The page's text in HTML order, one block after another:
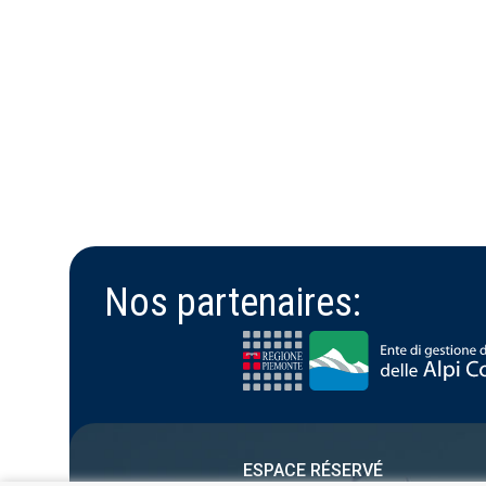
Nos partenaires:
ESPACE RÉSERVÉ